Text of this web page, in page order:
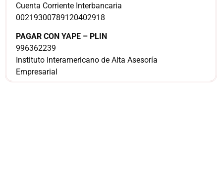
Cuenta Corriente Interbancaria
00219300789120402918
PAGAR CON YAPE – PLIN
996362239
Instituto Interamericano de Alta Asesoría
Empresarial